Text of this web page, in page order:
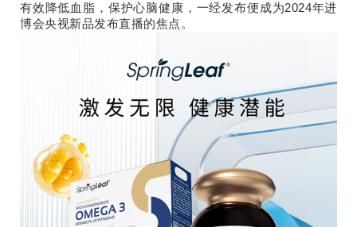
有效降低血脂，保护心脑健康，一经发布便成为2024年进
博会央视新品发布直播的焦点。